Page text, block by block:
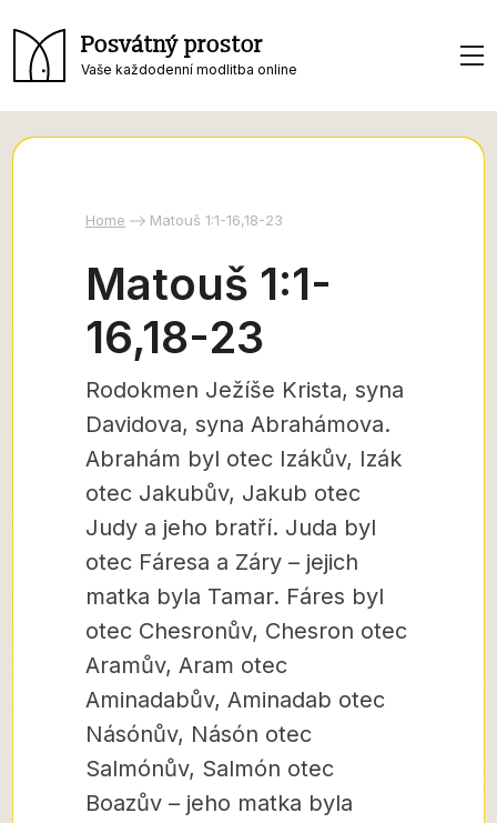
Posvátný prostor
Vaše každodenní modlitba online
Home Matouš 1:1-16,18-23
Matouš 1:1-
16,18-23
Rodokmen Ježíše Krista, syna
Davidova, syna Abrahámova.
Abrahám byl otec Izákův, Izák
otec Jakubův, Jakub otec
Judy a jeho bratří. Juda byl
otec Fáresa a Záry – jejich
matka byla Tamar. Fáres byl
otec Chesronův, Chesron otec
Aramův, Aram otec
Aminadabův, Aminadab otec
Násónův, Násón otec
Salmónův, Salmón otec
Boazův – jeho matka byla